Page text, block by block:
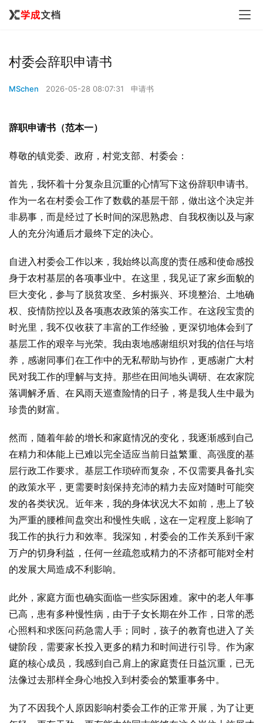
村委会辞职申请书
MSchen 2026-05-28 08:07:31 申请书
辞职申请书（范本一）
尊敬的镇党委、政府，村党支部、村委会：
首先，我怀着十分复杂且沉重的心情写下这份辞职申请书。
作为一名在村委会工作了数载的基层干部，做出这个决定并
非易事，而是经过了长时间的深思熟虑、自我权衡以及与家
人的充分沟通后才最终下定的决心。
自进入村委会工作以来，我始终以高度的责任感和使命感投
身于农村基层的各项事业中。在这里，我见证了家乡面貌的
巨大变化，参与了脱贫攻坚、乡村振兴、环境整治、土地确
权、疫情防控以及各项惠农政策的落实工作。在这段宝贵的
时光里，我不仅收获了丰富的工作经验，更深切地体会到了
基层工作的艰辛与光荣。我由衷地感谢组织对我的信任与培
养，感谢同事们在工作中的无私帮助与协作，更感谢广大村
民对我工作的理解与支持。那些在田间地头调研、在农家院
落调解矛盾、在风雨天巡查险情的日子，将是我人生中最为
珍贵的财富。
然而，随着年龄的增长和家庭情况的变化，我逐渐感到自己
在精力和体能上已难以完全适应当前日益繁重、高强度的基
层行政工作要求。基层工作琐碎而复杂，不仅需要具备扎实
的政策水平，更需要时刻保持充沛的精力去应对随时可能突
发的各类状况。近年来，我的身体状况大不如前，患上了较
为严重的腰椎间盘突出和慢性失眠，这在一定程度上影响了
我工作的执行力和效率。我深知，村委会的工作关系到千家
万户的切身利益，任何一丝疏忽或精力的不济都可能对全村
的发展大局造成不利影响。
此外，家庭方面也确实面临一些实际困难。家中的老人年事
已高，患有多种慢性病，由于子女长期在外工作，日常的悉
心照料和求医问药急需人手；同时，孩子的教育也进入了关
键阶段，需要家长投入更多的精力和时间进行引导。作为家
庭的核心成员，我感到自己肩上的家庭责任日益沉重，已无
法像过去那样全身心地投入到村委会的繁重事务中。
为了不因我个人原因影响村委会工作的正常开展，为了让更